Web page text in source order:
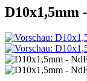
D10x1,5mm